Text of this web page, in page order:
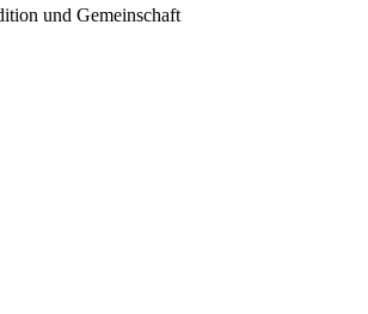
und Gemeinschaft